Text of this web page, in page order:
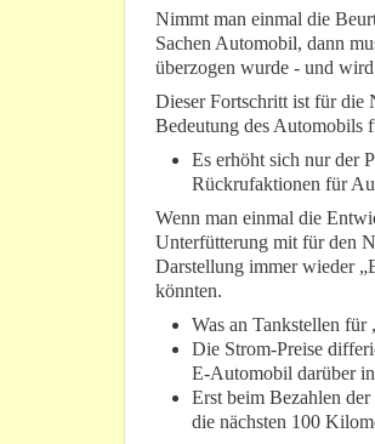
Nimmt man einmal die
Sachen Automobil, dann
überzogen wurde - und
Dieser Fortschritt ist für die
Bedeutung des Automobils
Es erhöht sich nur der
Rückrufaktionen für
Wenn man einmal die
Unterfütterung mit für den
Darstellung immer wieder
könnten.
Was an Tankstellen für
Die Strom-Preise
E-Automobil darüber
Erst beim Bezahlen
die nächsten 100